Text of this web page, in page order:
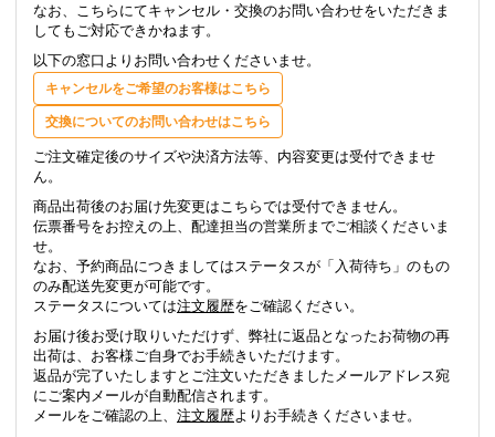
なお、こちらにてキャンセル・交換のお問い合わせをいただきま
してもご対応できかねます。
以下の窓口よりお問い合わせくださいませ。
キャンセルをご希望のお客様はこちら
交換についてのお問い合わせはこちら
ご注文確定後のサイズや決済方法等、内容変更は受付できませ
ん。
商品出荷後のお届け先変更はこちらでは受付できません。
伝票番号をお控えの上、配達担当の営業所までご相談くださいま
せ。
なお、予約商品につきましてはステータスが「入荷待ち」のもの
のみ配送先変更が可能です。
ステータスについては注文履歴をご確認ください。
お届け後お受け取りいただけず、弊社に返品となったお荷物の再
出荷は、お客様ご自身でお手続きいただけます。
返品が完了いたしますとご注文いただきましたメールアドレス宛
にご案内メールが自動配信されます。
メールをご確認の上、 注文履歴よりお手続きくださいませ。